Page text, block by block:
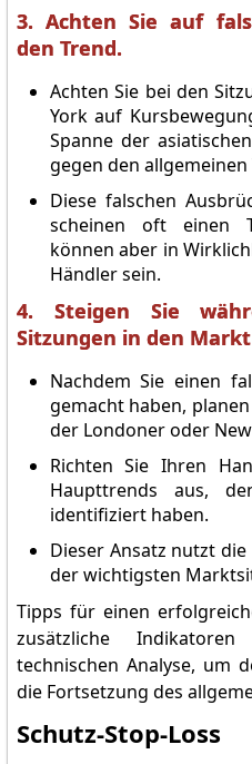
3. Achten Sie auf
den Trend.
Achten Sie bei den
York auf
Spanne der
gegen den
Diese falschen
scheinen oft einen
können aber in
Händler sein.
4. Steigen Sie
Sitzungen in den
Nachdem Sie einen
gemacht haben,
der Londoner oder
Richten Sie Ihren
Haupttrends aus,
identifiziert haben.
Dieser Ansatz nutzt
der wichtigsten
Tipps für einen
zusätzliche
technischen Analyse, um
die Fortsetzung des
Schutz-Stop-Loss